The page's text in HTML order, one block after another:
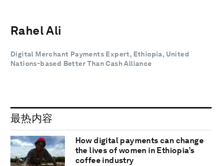
Rahel Ali
Digital Merchant Payments Expert, Ethiopia, United
Nations-based Better Than Cash Alliance
最热内容
How digital payments can change
the lives of women in Ethiopia’s
coffee industry